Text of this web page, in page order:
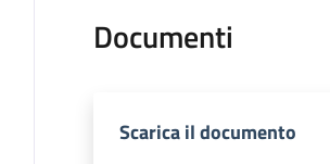
Documenti
Scarica il documento